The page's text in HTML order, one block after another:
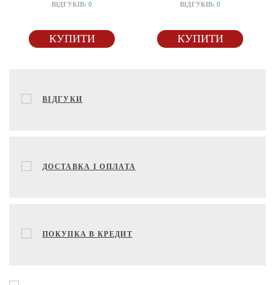
ВІДГУКІВ:0
КУПИТИ
ВІДГУКІВ:0
КУПИТИ
ВІДГУКИ
ДОСТАВКА І ОПЛАТА
ПОКУПКА В КРЕДИТ